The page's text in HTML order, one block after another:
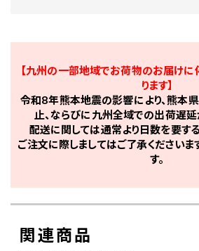
【九州の一部地域でお荷物のお届けに
ります】
令和8年熊本地震の影響により、熊本
止、ならびに九州全域での出荷遅延
配送に関しては通常より日数を要す
ご注文に際しましてはご了承ください
す。
関連商品